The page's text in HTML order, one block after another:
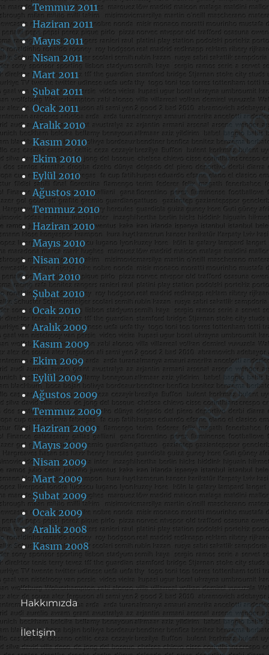
Temmuz 2011
Haziran 2011
Mayıs 2011
Nisan 2011
Mart 2011
Şubat 2011
Ocak 2011
Aralık 2010
Kasım 2010
Ekim 2010
Eylül 2010
Ağustos 2010
Temmuz 2010
Haziran 2010
Mayıs 2010
Nisan 2010
Mart 2010
Şubat 2010
Ocak 2010
Aralık 2009
Kasım 2009
Ekim 2009
Eylül 2009
Ağustos 2009
Temmuz 2009
Haziran 2009
Mayıs 2009
Nisan 2009
Mart 2009
Şubat 2009
Ocak 2009
Aralık 2008
Kasım 2008
Hakkımızda
İletişim